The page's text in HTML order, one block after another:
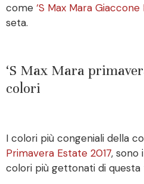
come ‘S Max Mara
seta.
‘S Max Mara
colori
I colori più congeniali della
Primavera Estate 2017, sono
colori più gettonati di questa